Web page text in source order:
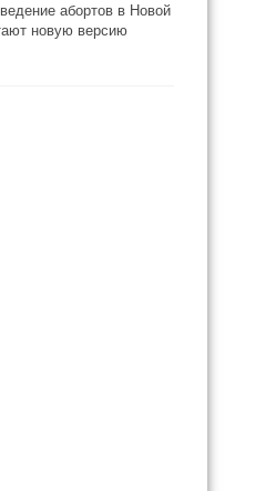
абортов в Новой
новую версию